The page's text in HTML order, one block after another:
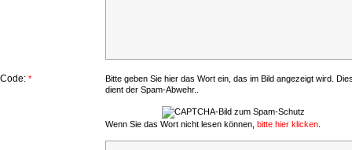
Code: *
Bitte geben Sie hier das Wort ein, das im Bild angezeigt wird.
dient der Spam-Abwehr..
Wenn Sie das Wort nicht lesen können, bitte hier klicken